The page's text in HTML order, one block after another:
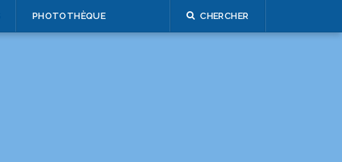
PHOTOTHÈQUE CHERCHER